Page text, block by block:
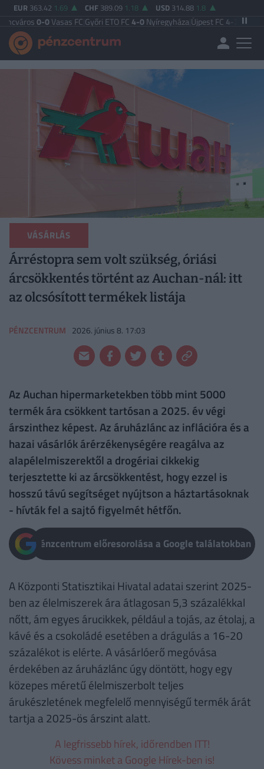
EUR 363.42 1.69 CHF 389.09 1.18 USD 314.88 1.8
0Vasas FC|Győri ETO FC4-0 Nyíregyháza|Újpest FC4-2Debreceni VSC
VÁSÁRLÁS
Árréstopra sem volt szükség, óriási
árcsökkentés történt az Auchan-nál: itt
az olcsósított termékek listája
PÉNZCENTRUM 2026. június 8. 17:03
Az Auchan hipermarketekben több mint 5000
termék ára csökkent tartósan a 2025. év végi
árszinthez képest. Az áruházlánc az inflációra és a
hazai vásárlók árérzékenységére reagálva az
alapélelmiszerektől a drogériai cikkekig
terjesztette ki az árcsökkentést, hogy ezzel is
hosszú távú segítséget nyújtson a háztartásoknak
- hívták fel a sajtó figyelmét hétfőn.
Pénzcentrum előresorolása a Google találatokban
A Központi Statisztikai Hivatal adatai szerint 2025-
ben az élelmiszerek ára átlagosan 5,3 százalékkal
nőtt, ám egyes árucikkek, például a tojás, az étolaj, a
kávé és a csokoládé esetében a drágulás a 16-20
százalékot is elérte. A vásárlóerő megóvása
érdekében az áruházlánc úgy döntött, hogy egy
közepes méretű élelmiszerbolt teljes
árukészletének megfelelő mennyiségű termék árát
tartja a 2025-ös árszint alatt.
A legfrissebb hírek, időrendben ITT!
Kövess minket a Google Hírek-ben is!